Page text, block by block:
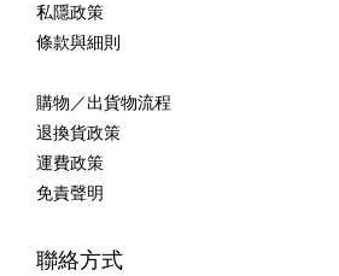
私隱政策
條款與細則
購物／出貨物流程
退換貨政策
運費政策
免責聲明
聯絡方式